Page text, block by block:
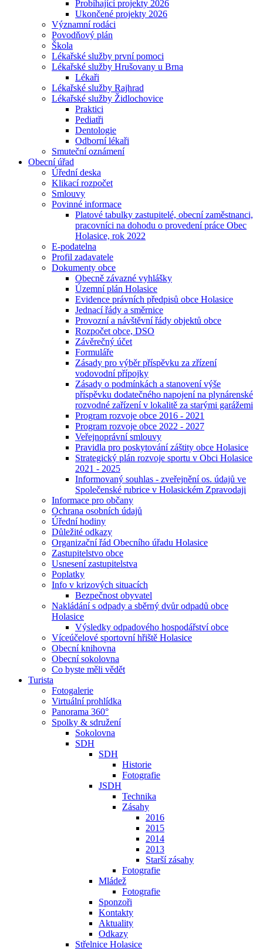
Probíhající projekty 2026
Ukončené projekty 2026
Významní rodáci
Povodňový plán
Škola
Lékařské služby první pomoci
Lékařské služby Hrušovany u Brna
Lékaři
Lékařské služby Rajhrad
Lékařské služby Židlochovice
Praktici
Pediatři
Dentologie
Odborní lékaři
Smuteční oznámení
Obecní úřad
Úřední deska
Klikací rozpočet
Smlouvy
Povinné informace
Platové tabulky zastupitelé, obecní zaměstnanci,
pracovníci na dohodu o provedení práce Obec
Holasice, rok 2022
E-podatelna
Profil zadavatele
Dokumenty obce
Obecně závazné vyhlášky
Územní plán Holasice
Evidence právních předpisů obce Holasice
Jednací řády a směrnice
Provozní a návštěvní řády objektů obce
Rozpočet obce, DSO
Závěrečný účet
Formuláře
Zásady pro výběr příspěvku za zřízení
vodovodní přípojky
Zásady o podmínkách a stanovení výše
příspěvku dodatečného napojení na plynárenské
rozvodné zařízení v lokalitě za starými garážemi
Program rozvoje obce 2016 - 2021
Program rozvoje obce 2022 - 2027
Veřejnoprávní smlouvy
Pravidla pro poskytování záštity obce Holasice
Strategický plán rozvoje sportu v Obci Holasice
2021 - 2025
Informovaný souhlas - zveřejnění os. údajů ve
Společenské rubrice v Holasickém Zpravodaji
Informace pro občany
Ochrana osobních údajů
Úřední hodiny
Důležité odkazy
Organizační řád Obecního úřadu Holasice
Zastupitelstvo obce
Usnesení zastupitelstva
Poplatky
Info v krizových situacích
Bezpečnost obyvatel
Nakládání s odpady a sběrný dvůr odpadů obce
Holasice
Výsledky odpadového hospodářství obce
Víceúčelové sportovní hřiště Holasice
Obecní knihovna
Obecní sokolovna
Co byste měli vědět
Turista
Fotogalerie
Virtuální prohlídka
Panorama 360°
Spolky & sdružení
Sokolovna
SDH
SDH
Historie
Fotografie
JSDH
Technika
Zásahy
2016
2015
2014
2013
Starší zásahy
Fotografie
Mládež
Fotografie
Sponzoři
Kontakty
Aktuality
Odkazy
Střelnice Holasice